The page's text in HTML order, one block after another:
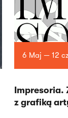
6 Maj — 12
Impresoria.
z grafiką